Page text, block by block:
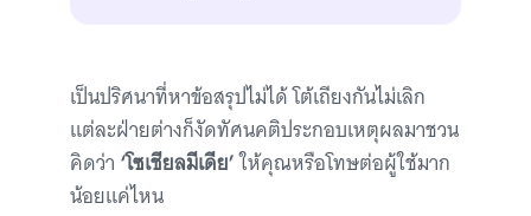
เป็นปริศนาที่หาข้อสรุปไม่ได้ โต้เถียงกันไม่เลิก
แต่ละฝ่ายต่างก็งัดทัศนคติประกอบเหตุผลมาชวน
คิดว่า ‘โซเชียลมีเดีย’ให้คุณหรือโทษต่อผู้ใช้มาก
น้อยแค่ไหน